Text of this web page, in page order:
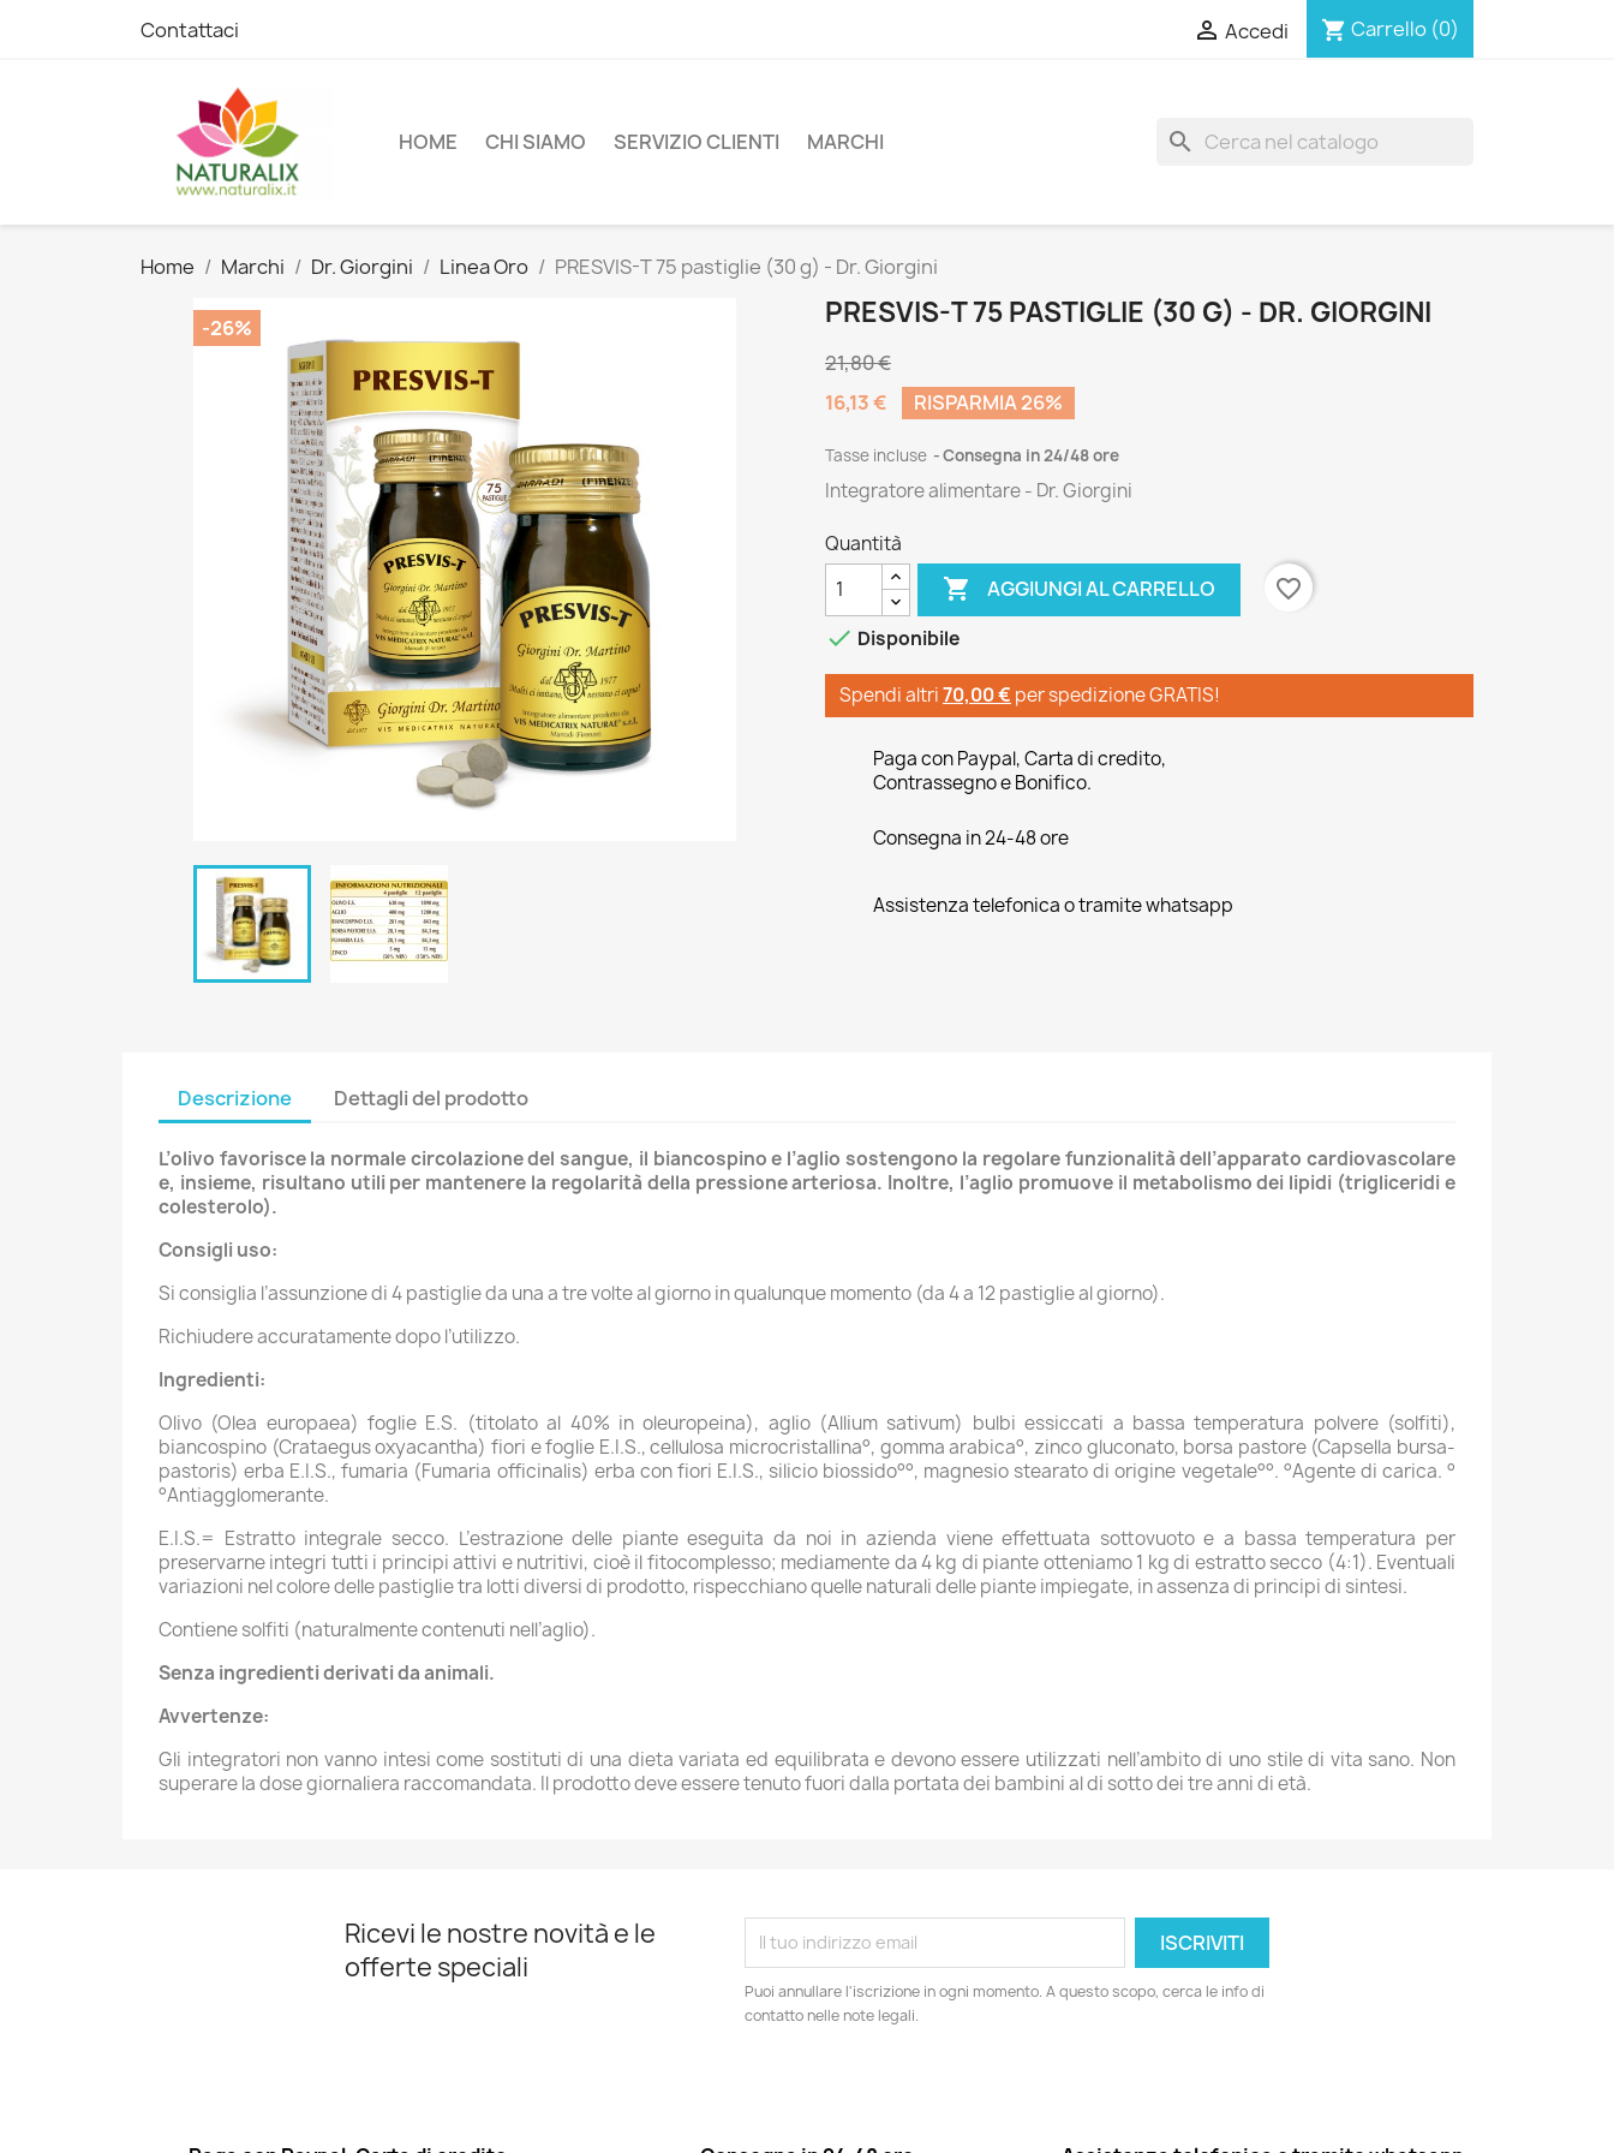
Contattaci  Accedi shopping_cart Carrello (0)
HOME CHI SIAMO SERVIZIO CLIENTI MARCHI search
Home Marchi Dr. Giorgini Linea Oro PRESVIS-T 75 pastiglie (30 g) - Dr. Giorgini
-26% PRESVIS-T 75 PASTIGLIE (30 G) - DR. GIORGINI
21,80 €
16,13 €
RISPARMIA 26%
Tasse incluse Consegna in 24/48 ore
Integratore alimentare - Dr. Giorgini
Quantità
 AGGIUNGI AL CARRELLO
favorite_border
 Disponibile
Spendi altri70,00 € per spedizione GRATIS!
Paga con Paypal, Carta di credito,
Contrassegno e Bonifico.
Consegna in 24-48 ore
Assistenza telefonica o tramite whatsapp
Descrizione Dettagli del prodotto
L’olivo favorisce la normale circolazione del sangue, il biancospino e l’aglio sostengono la regolare funzionalità dell’apparato cardiovascolare
e, insieme, risultano utili per mantenere la regolarità della pressione arteriosa. Inoltre, l’aglio promuove il metabolismo dei lipidi (trigliceridi e
colesterolo).
Consigli uso:
Si consiglia l’assunzione di 4 pastiglie da una a tre volte al giorno in qualunque momento (da 4 a 12 pastiglie al giorno).
Richiudere accuratamente dopo l’utilizzo.
Ingredienti:
Olivo (Olea europaea) foglie E.S. (titolato al 40% in oleuropeina), aglio (Allium sativum) bulbi essiccati a bassa temperatura polvere (solfiti),
biancospino (Crataegus oxyacantha) fiori e foglie E.I.S., cellulosa microcristallina°, gomma arabica°, zinco gluconato, borsa pastore (Capsella bursa-
pastoris) erba E.I.S., fumaria (Fumaria officinalis) erba con fiori E.I.S., silicio biossido°°, magnesio stearato di origine vegetale°°. °Agente di carica. °
°Antiagglomerante.
E.I.S.= Estratto integrale secco. L’estrazione delle piante eseguita da noi in azienda viene effettuata sottovuoto e a bassa temperatura per
preservarne integri tutti i principi attivi e nutritivi, cioè il fitocomplesso; mediamente da 4 kg di piante otteniamo 1 kg di estratto secco (4:1). Eventuali
variazioni nel colore delle pastiglie tra lotti diversi di prodotto, rispecchiano quelle naturali delle piante impiegate, in assenza di principi di sintesi.
Contiene solfiti (naturalmente contenuti nell’aglio).
Senza ingredienti derivati da animali.
Avvertenze:
Gli integratori non vanno intesi come sostituti di una dieta variata ed equilibrata e devono essere utilizzati nell’ambito di uno stile di vita sano. Non
superare la dose giornaliera raccomandata. Il prodotto deve essere tenuto fuori dalla portata dei bambini al di sotto dei tre anni di età.
Ricevi le nostre novità e le
offerte speciali
Puoi annullare l'iscrizione in ogni momento. A questo scopo, cerca le info di
contatto nelle note legali.